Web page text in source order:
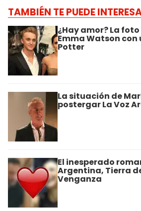
TAMBIÉN TE PUEDE
¿Hay amor? La
Emma Watson
Potter
La situación de
postergar La Voz
El inesperado
Argentina, Tierra
Venganza